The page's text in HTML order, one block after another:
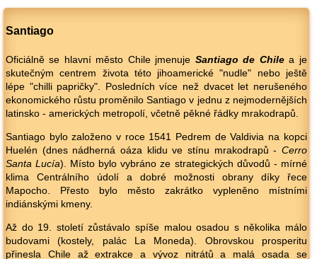
Santiago
Oficiálně se hlavní město Chile jmenuje Santiago de Chilea je
skutečným centrem života této jihoamerické "nudle" nebo ještě
lépe "chilli papričky". Posledních více než dvacet let nerušeného
ekonomického růstu proměnilo Santiago v jednu z nejmodernějších
latinsko - amerických metropolí, včetně pěkné řádky mrakodrapů.
Santiago bylo založeno v roce 1541 Pedrem de Valdivia na kopci
Huelén (dnes nádherná oáza klidu ve stínu mrakodrapů - Cerro
Santa Lucía). Místo bylo vybráno ze strategických důvodů - mírné
klima Centrálního údolí a dobré možnosti obrany díky řece
Mapocho. Přesto bylo město zakrátko vypleněno místními
indiánskými kmeny.
Až do 19. století zůstávalo spíše malou osadou s několika málo
budovami (kostely, palác La Moneda). Obrovskou prosperitu
přinesla Chile až extrakce a vývoz nitrátů a malá osada se